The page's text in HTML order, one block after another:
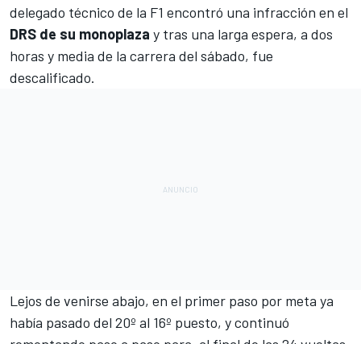
delegado técnico de la F1 encontró una infracción en el
DRS de su monoplaza y tras una larga espera, a dos
horas y media de la carrera del sábado, fue
descalificado.
Lejos de venirse abajo, en el primer paso por meta ya
había pasado del 20º al 16º puesto, y continuó